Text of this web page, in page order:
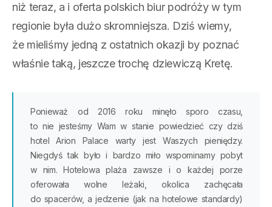
niż teraz, a i oferta polskich biur podróży w tym
regionie była dużo skromniejsza. Dziś wiemy,
że mieliśmy jedną z ostatnich okazji by poznać
właśnie taką, jeszcze trochę dziewiczą Kretę.
Ponieważ od 2016 roku minęło sporo czasu,
to nie jesteśmy Wam w stanie powiedzieć czy dziś
hotel Arion Palace warty jest Waszych pieniędzy.
Niegdyś tak było i bardzo miło wspominamy pobyt
w nim. Hotelowa plaża zawsze i o każdej porze
oferowała wolne leżaki, okolica zachęcała
do spacerów, a jedzenie (jak na hotelowe standardy)